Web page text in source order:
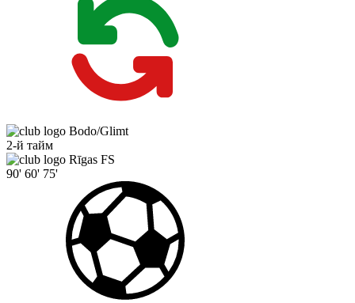
Bodo/Glimt
2-й тайм
Rīgas FS
90' 60' 75'